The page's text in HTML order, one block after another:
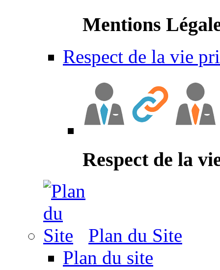
Mentions
Respect de la vie
Respect de la
Plan du Site
Plan du site